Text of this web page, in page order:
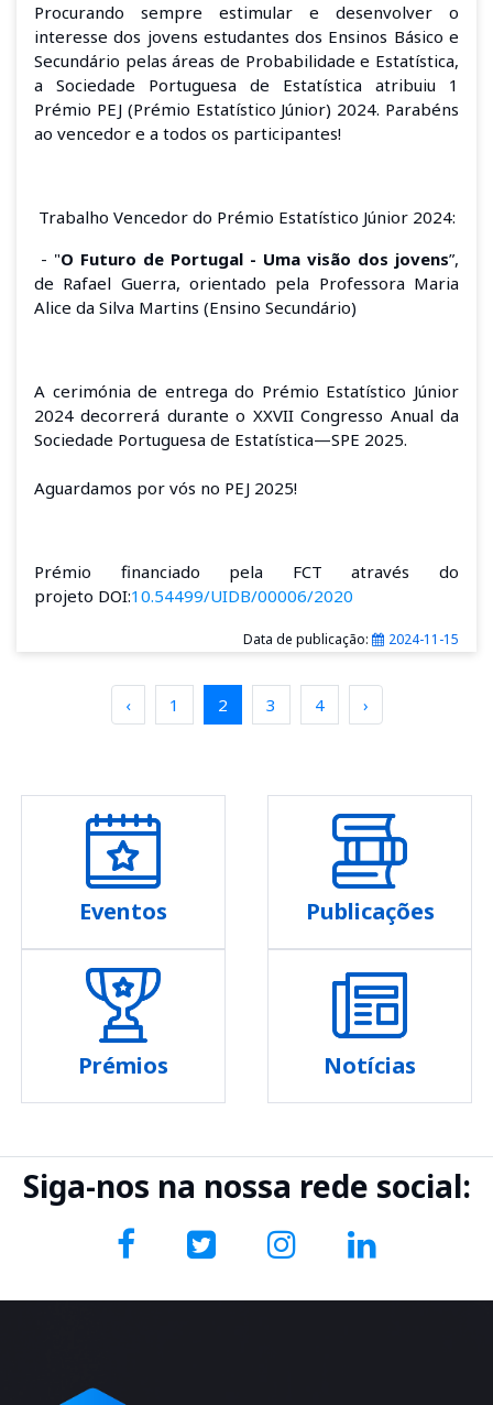
Procurando sempre estimular e desenvolver o
interesse dos jovens estudantes dos Ensinos Básico e
Secundário pelas áreas de Probabilidade e Estatística,
a Sociedade Portuguesa de Estatística
atribuiu 1
Prémio PEJ (Prémio Estatístico Júnior) 2024. Parabéns
ao vencedor e a todos os participantes!
Trabalho Vencedor do Prémio Estatístico Júnior 2024:
- "O Futuro de Portugal - Uma visão dos jovens”,
de Rafael Guerra, orientado pela Professora Maria
Alice da Silva Martins (Ensino Secundário)
A cerimónia de entrega do Prémio Estatístico Júnior
2024 decorrerá durante o XXVII Congresso Anual da
Sociedade Portuguesa de Estatística—SPE 2025.
Aguardamos por vós no PEJ 2025!
Prémio financiado pela FCT através do
projeto DOI:10.54499/UIDB/00006/2020
Data de publicação: 2024-11-15
‹ 1 2 3 4 ›
Eventos Publicações
Prémios Notícias
Siga-nos na nossa rede social: